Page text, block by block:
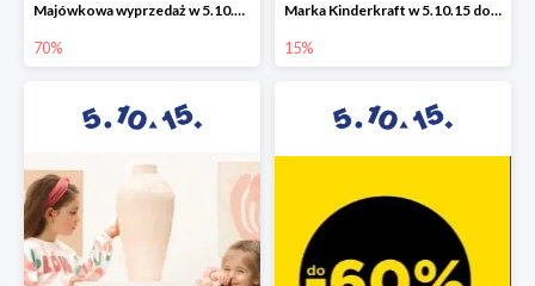
Majówkowa wyprzedaż w 5.10.15 do -70%
70%
Marka Kinderkraft w 5.10.15 do -15%
15%